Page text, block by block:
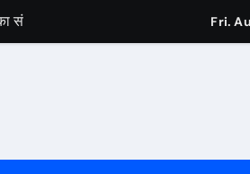
संसार
और स्वाभिमान का प्रतीक
Fri.